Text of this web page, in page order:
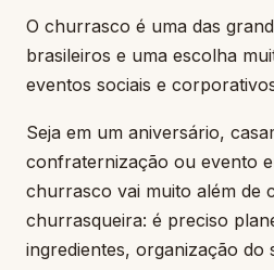
O churrasco é uma das
brasileiros e uma escolha
eventos sociais e
Seja em um aniversário,
confraternização ou evento
churrasco vai muito além de
churrasqueira: é preciso
ingredientes, organização do